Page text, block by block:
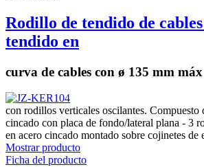
Rodillo de tendido de
tendido en
curva de cables con ø 135 mm máx
con rodillos verticales oscilantes. Compuesto
cincado con placa de fondo/lateral plana - 3
en acero cincado montado sobre cojinetes de
Mostrar producto
Ficha del producto